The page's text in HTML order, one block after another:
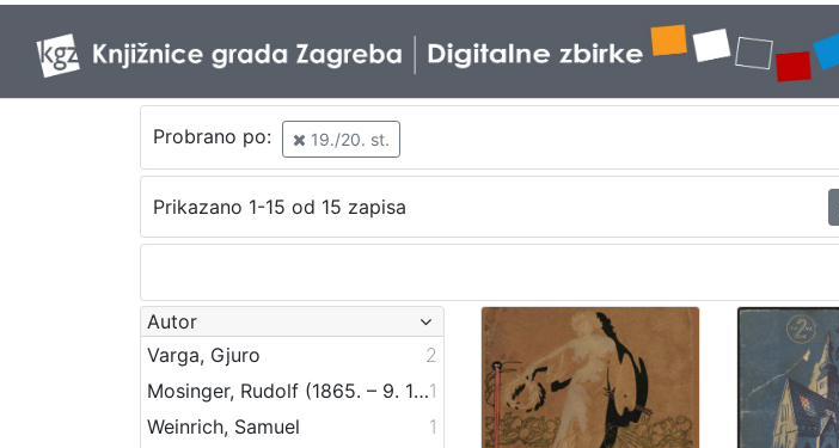
Probrano po: 19./20. st.
Prikazano 1-15 od 15 zapisa
Autor
Varga, Gjuro
2
Mosinger, Rudolf (1865. – 9. 10. 1918.)1
Weinrich, Samuel
1